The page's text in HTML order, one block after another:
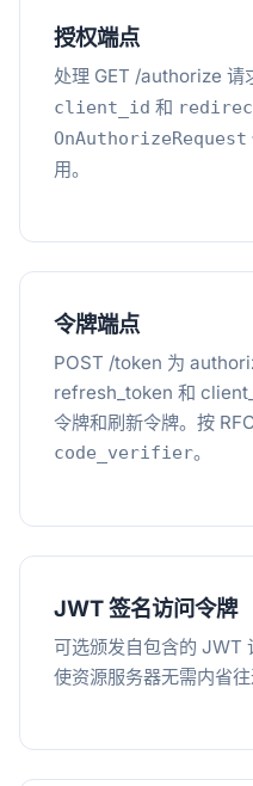
授权端点
处理 GET /authorize 请
client_id 和
OnAuthorizeRequest
用。
令牌端点
POST /token 为
refresh_token 和
令牌和刷新令牌。按
code_verifier。
JWT 签名访问令牌
可选颁发自包含的 JWT
使资源服务器无需内省往